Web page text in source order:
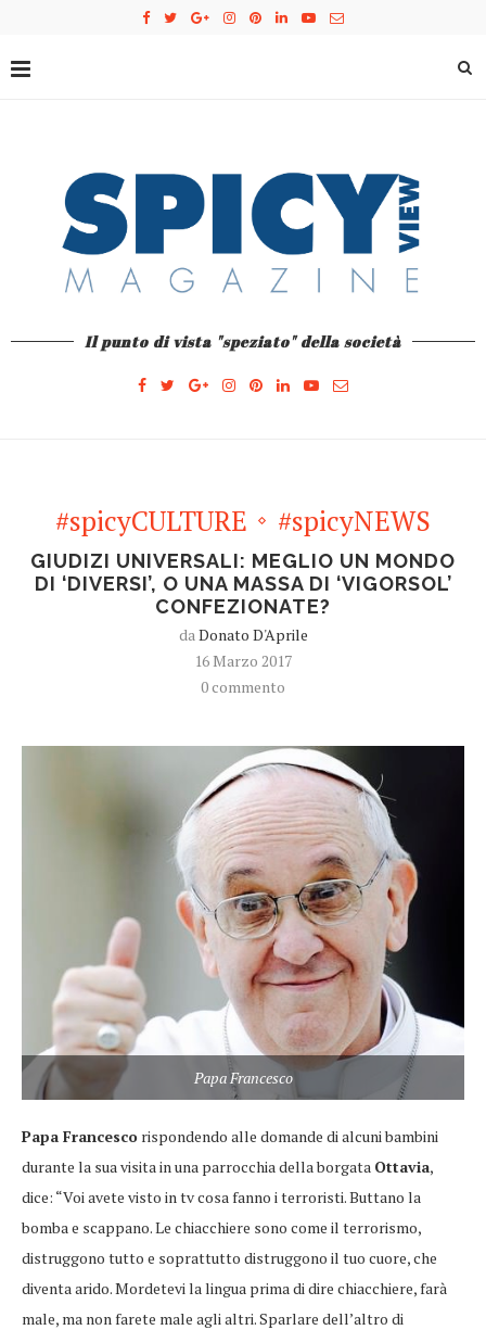
Il punto di vista "speziato" della società
#spicyCULTURE #spicyNEWS
GIUDIZI UNIVERSALI: MEGLIO UN MONDO
DI ‘DIVERSI’, O UNA MASSA DI ‘VIGORSOL’
CONFEZIONATE?
daDonato D'Aprile
16 Marzo 2017
0 commento
Papa Francesco
Papa Francesco rispondendo alle domande di alcuni bambini
durante la sua visita in una parrocchia della borgata Ottavia,
dice: “Voi avete visto in tv cosa fanno i terroristi. Buttano la
bomba e scappano. Le chiacchiere sono come il terrorismo,
distruggono tutto e soprattutto distruggono il tuo cuore, che
diventa arido. Mordetevi la lingua prima di dire chiacchiere, farà
male, ma non farete male agli altri. Sparlare dell’altro di